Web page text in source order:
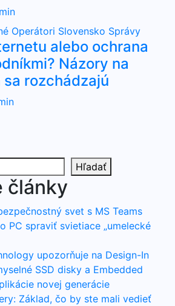
Operátori Slovensko Správy
alebo ochrana
Názory na
sa rozchádzajú
Hľadať
články
svet s MS Teams
PC spraviť svietiace „umelecké
upozorňuje na Design-In
SSD disky a Embedded
novej generácie
Základ, čo by ste mali vedieť